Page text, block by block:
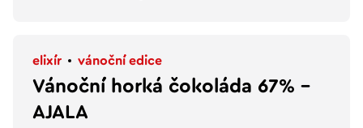
elixír vánoční edice
Vánoční horká čokoláda 67% –
AJALA